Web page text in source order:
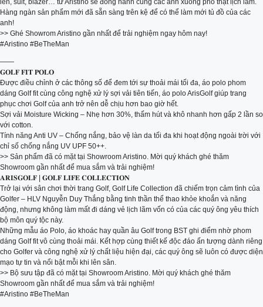
len, suit, blazer… từ Aristino sẽ đồng hành cùng các anh xuống phố thật lịch lãm.
Hàng ngàn sản phẩm mới đã sẵn sàng trên kệ để có thể làm mới tủ đồ của các
anh!
>> Ghé Showrom Aristino gần nhất để trải nghiệm ngay hôm nay!
#Aristino #BeTheMan
——
𝐆𝐎𝐋𝐅 𝐅𝐈𝐓 𝐏𝐎𝐋𝐎
Được điều chỉnh ở các thông số để đem tới sự thoải mái tối đa, áo polo phom
dáng Golf fit cùng công nghệ xử lý sợi vải tiên tiến, áo polo ArisGolf giúp trang
phục chơi Golf của anh trở nên dễ chịu hơn bao giờ hết.
Sợi vải Moisture Wicking – Nhẹ hơn 30%, thấm hút và khô nhanh hơn gấp 2 lần so
với cotton.
Tính năng Anti UV – Chống nắng, bảo vệ làn da tối đa khi hoạt động ngoài trời với
chỉ số chống nắng UV UPF 50++.
>> Sản phẩm đã có mặt tại Showroom Aristino. Mời quý khách ghé thăm
Showroom gần nhất để mua sắm và trải nghiệm!
𝐀𝐑𝐈𝐒𝐆𝐎𝐋𝐅 | 𝐆𝐎𝐋𝐅 𝐋𝐈𝐅𝐄 𝐂𝐎𝐋𝐋𝐄𝐂𝐓𝐈𝐎𝐍
Trở lại với sân chơi thời trang Golf, Golf Life Collection đã chiếm trọn cảm tình của
Golfer – HLV Nguyễn Duy Thắng bằng tinh thần thể thao khỏe khoắn và năng
động, nhưng không làm mất đi dáng vẻ lịch lãm vốn có của các quý ông yêu thích
bộ môn quý tộc này.
Những mẫu áo Polo, áo khoác hay quần âu Golf trong BST ghi điểm nhờ phom
dáng Golf fit vô cùng thoải mái. Kết hợp cùng thiết kế độc đáo ấn tượng dành riêng
cho Golfer và công nghệ xử lý chất liệu hiện đại, các quý ông sẽ luôn có được diện
mạo tự tin và nổi bật mỗi khi lên sân.
>> Bộ sưu tập đã có mặt tại Showroom Aristino. Mời quý khách ghé thăm
Showroom gần nhất để mua sắm và trải nghiệm!
#Aristino #BeTheMan